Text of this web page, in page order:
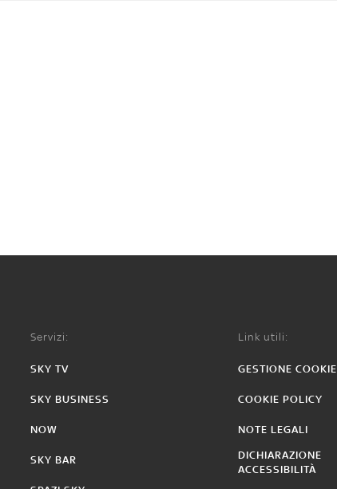
Servizi:
SKY TV
SKY BUSINESS
NOW
SKY BAR
Link utili:
GESTIONE COOKIE
COOKIE POLICY
NOTE LEGALI
DICHIARAZIONE
ACCESSIBILITÀ